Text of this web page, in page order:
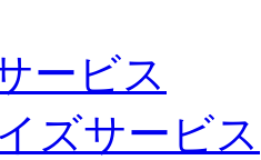
ービス
ズサービス